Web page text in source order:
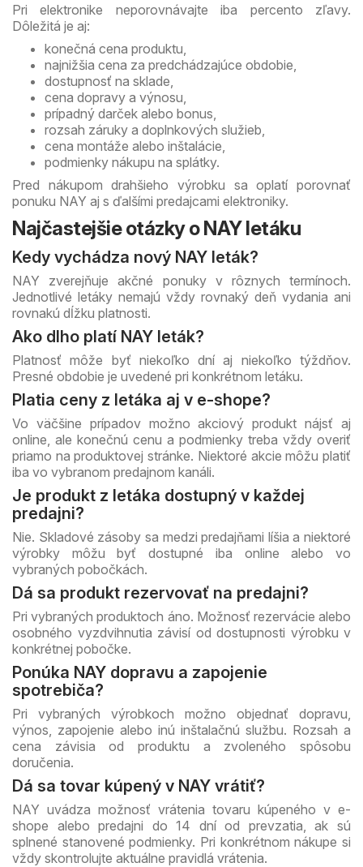
Pri elektronike neporovnávajte iba percento zľavy.
Dôležitá je aj:
konečná cena produktu,
najnižšia cena za predchádzajúce obdobie,
dostupnosť na sklade,
cena dopravy a výnosu,
prípadný darček alebo bonus,
rozsah záruky a doplnkových služieb,
cena montáže alebo inštalácie,
podmienky nákupu na splátky.
Pred nákupom drahšieho výrobku sa oplatí porovnať
ponuku NAY aj s ďalšími predajcami elektroniky.
Najčastejšie otázky o NAY letáku
Kedy vychádza nový NAY leták?
NAY zverejňuje akčné ponuky v rôznych termínoch.
Jednotlivé letáky nemajú vždy rovnaký deň vydania ani
rovnakú dĺžku platnosti.
Ako dlho platí NAY leták?
Platnosť môže byť niekoľko dní aj niekoľko týždňov.
Presné obdobie je uvedené pri konkrétnom letáku.
Platia ceny z letáka aj v e-shope?
Vo väčšine prípadov možno akciový produkt nájsť aj
online, ale konečnú cenu a podmienky treba vždy overiť
priamo na produktovej stránke. Niektoré akcie môžu platiť
iba vo vybranom predajnom kanáli.
Je produkt z letáka dostupný v každej
predajni?
Nie. Skladové zásoby sa medzi predajňami líšia a niektoré
výrobky môžu byť dostupné iba online alebo vo
vybraných pobočkách.
Dá sa produkt rezervovať na predajni?
Pri vybraných produktoch áno. Možnosť rezervácie alebo
osobného vyzdvihnutia závisí od dostupnosti výrobku v
konkrétnej pobočke.
Ponúka NAY dopravu a zapojenie
spotrebiča?
Pri vybraných výrobkoch možno objednať dopravu,
výnos, zapojenie alebo inú inštalačnú službu. Rozsah a
cena závisia od produktu a zvoleného spôsobu
doručenia.
Dá sa tovar kúpený v NAY vrátiť?
NAY uvádza možnosť vrátenia tovaru kúpeného v e-
shope alebo predajni do 14 dní od prevzatia, ak sú
splnené stanovené podmienky. Pri konkrétnom nákupe si
vždy skontrolujte aktuálne pravidlá vrátenia.